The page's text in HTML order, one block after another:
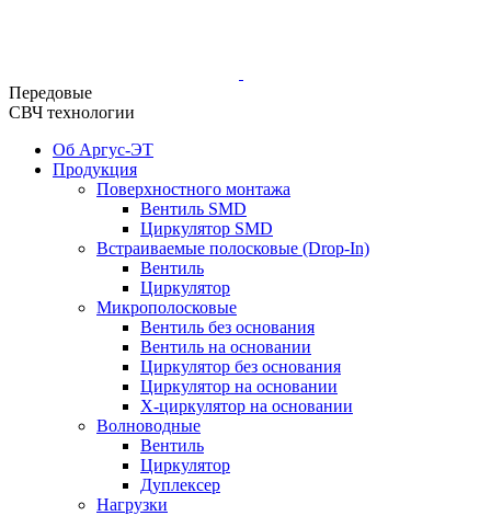
Передовые
СВЧ технологии
Об Аргус-ЭТ
Продукция
Поверхностного монтажа
Вентиль SMD
Циркулятор SMD
Встраиваемые полосковые (Drop-In)
Вентиль
Циркулятор
Микрополосковые
Вентиль без основания
Вентиль на основании
Циркулятор без основания
Циркулятор на основании
Х-циркулятор на основании
Волноводные
Вентиль
Циркулятор
Дуплексер
Нагрузки